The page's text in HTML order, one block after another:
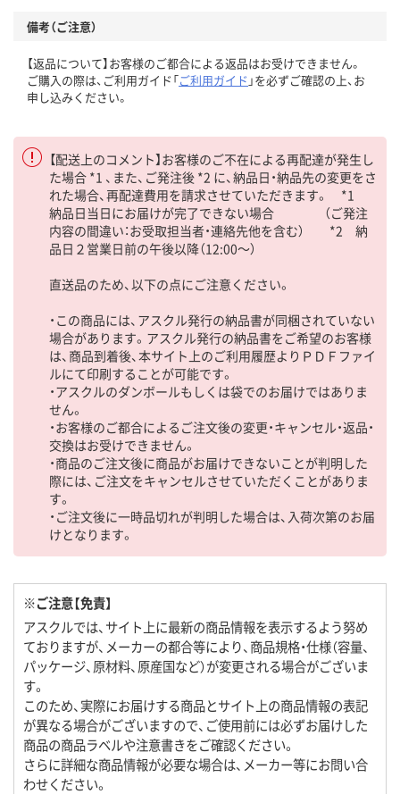
備考（ご注意）
【返品について】お客様のご都合による返品はお受けできません。
ご購入の際は、ご利用ガイド「ご利用ガイド 」を必ずご確認の上、お
申し込みください。
【配送上のコメント】お客様のご不在による再配達が発生し
た場合 *1 、また、ご発注後 *2 に、納品日・納品先の変更をさ
れた場合、再配達費用を請求させていただきます。 *1
納品日当日にお届けが完了できない場合 （ご発注
内容の間違い：お受取担当者・連絡先他を含む） *2 納
品日２営業日前の午後以降（12:00～）
直送品のため、以下の点にご注意ください。
・この商品には、アスクル発行の納品書が同梱されていない
場合があります。アスクル発行の納品書をご希望のお客様
は、商品到着後、本サイト上のご利用履歴よりＰＤＦファイ
ルにて印刷することが可能です。
・アスクルのダンボールもしくは袋でのお届けではありま
せん。
・お客様のご都合によるご注文後の変更・キャンセル・返品・
交換はお受けできません。
・商品のご注文後に商品がお届けできないことが判明した
際には、ご注文をキャンセルさせていただくことがありま
す。
・ご注文後に一時品切れが判明した場合は、入荷次第のお届
けとなります。
※ご注意【免責】
アスクルでは、サイト上に最新の商品情報を表示するよう努め
ておりますが、メーカーの都合等により、商品規格・仕様（容量、
パッケージ、原材料、原産国など）が変更される場合がございま
す。
このため、実際にお届けする商品とサイト上の商品情報の表記
が異なる場合がございますので、ご使用前には必ずお届けした
商品の商品ラベルや注意書きをご確認ください。
さらに詳細な商品情報が必要な場合は、メーカー等にお問い合
わせください。